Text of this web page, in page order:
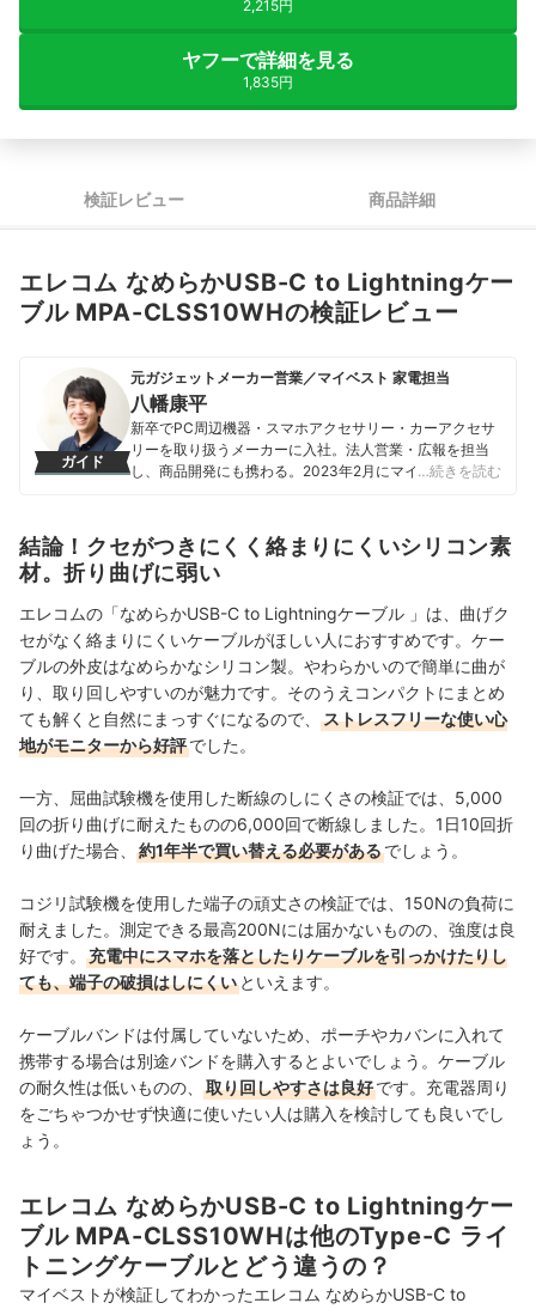
2,215円
ヤフーで詳細を見る
1,835円
検証レビュー 商品詳細
エレコム なめらかUSB-C to Lightningケー
ブル MPA-CLSS10WHの検証レビュー
ガイド
元ガジェットメーカー営業／マイベスト 家電担当
八幡康平
新卒でPC周辺機器・スマホアクセサリー・カーアクセサ
リーを取り扱うメーカーに入社。法人営業・広報を担当
し、商品開発にも携わる。2023年2月にマイベストに入
家電を中心に幅広いジャンルのコンテンツ制作に携わ
る。「専門性をもとにした調査・検証を通じ、一人ひと
りに合った選択肢を分かりやすく提案すること」を心が
八幡康平のプロフィール
…続きを読む
結論！クセがつきにくく絡まりにくいシリコン素
材。折り曲げに弱い
エレコムの「なめらかUSB-C to Lightningケーブル 」は、曲げク
セがなく絡まりにくいケーブルがほしい人におすすめです。ケー
ブルの外皮はなめらかなシリコン製。やわらかいので簡単に曲が
り、取り回しやすいのが魅力です。そのうえコンパクトにまとめ
ても解くと自然にまっすぐになるので、
ストレスフリーな使い心
地がモニターから好評でした。
一方、屈曲試験機を使用した断線のしにくさの検証では、5,000
回の折り曲げに耐えたものの6,000回で断線しました。1日10回折
り曲げた場合、
約1年半で買い替える必要があるでしょう。
コジリ試験機を使用した端子の頑丈さの検証では、150Nの負荷に
耐えました。測定できる最高200Nには届かないものの、強度は良
好です。
充電中にスマホを落としたりケーブルを引っかけたりし
ても、端子の破損はしにくい といえます。
ケーブルバンドは付属していないため、ポーチやカバンに入れて
携帯する場合は別途バンドを購入するとよいでしょう。ケーブル
の耐久性は低いものの、
取り回しやすさは良好です。充電器周り
をごちゃつかせず快適に使いたい人は購入を検討しても良いでし
ょう。
エレコム なめらかUSB-C to Lightningケー
ブル MPA-CLSS10WHは他のType-C ライ
トニングケーブルとどう違うの？
マイベストが検証してわかったエレコム なめらかUSB-C to